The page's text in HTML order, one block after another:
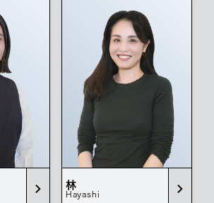
林
Hayashi